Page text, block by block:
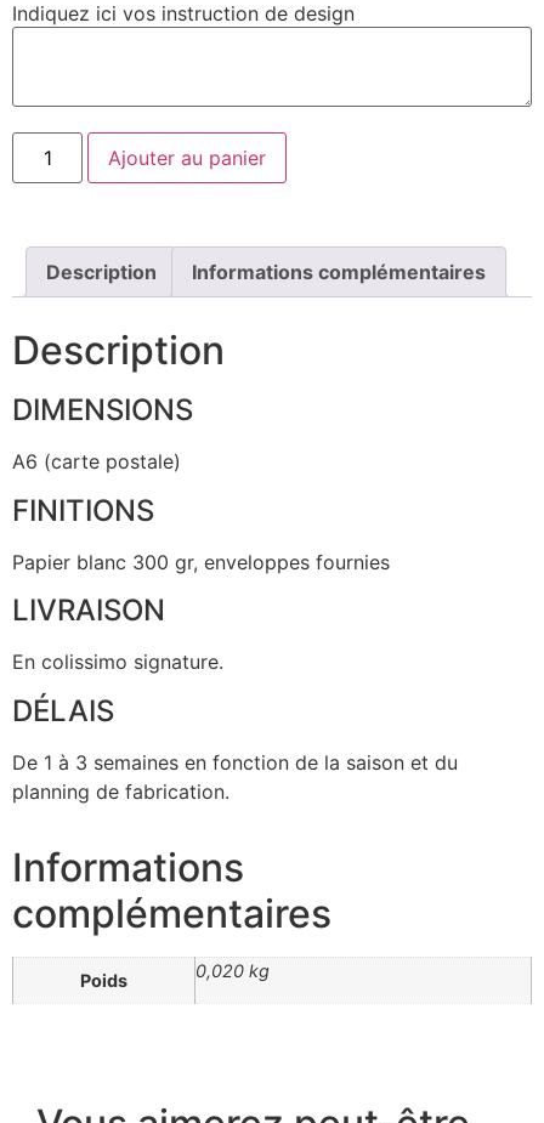
Indiquez ici vos instruction de design
Ajouter au panier
Description Informations complémentaires
Description
DIMENSIONS
A6 (carte postale)
FINITIONS
Papier blanc 300 gr, enveloppes fournies
LIVRAISON
En colissimo signature.
DÉLAIS
De 1 à 3 semaines en fonction de la saison et du
planning de fabrication.
Informations
complémentaires
Poids 0,020 kg